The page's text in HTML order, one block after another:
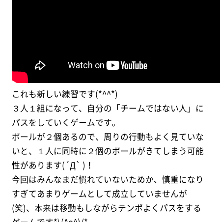
これも新しい練習です(*^^*)
３人１組になって、自分の「チームではない人」に
パスをしていくゲームです。
ボールが２個あるので、周りの行動もよく見ていな
いと、１人に同時に２個のボールがきてしまう可能
性があります(´Д` )！
今回はみんなまだ慣れていないためか、慎重になり
すぎてあまりゲームとして成立していませんが
(笑)、本来は移動もしながらテンポよくパスをする